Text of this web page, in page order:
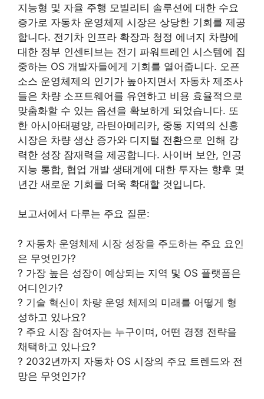
지능형 및 자율 주행 모빌리티 솔루션에 대한 수요
증가로 자동차 운영체제 시장은 상당한 기회를 제공
합니다. 전기차 인프라 확장과 청정 에너지 차량에
대한 정부 인센티브는 전기 파워트레인 시스템에 집
중하는 OS 개발자들에게 기회를 열어줍니다. 오픈
소스 운영체제의 인기가 높아지면서 자동차 제조사
들은 차량 소프트웨어를 유연하고 비용 효율적으로
맞춤화할 수 있는 옵션을 확보하게 되었습니다. 또
한 아시아태평양, 라틴아메리카, 중동 지역의 신흥
시장은 차량 생산 증가와 디지털 전환으로 인해 강
력한 성장 잠재력을 제공합니다. 사이버 보안, 인공
지능 통합, 협업 개발 생태계에 대한 투자는 향후 몇
년간 새로운 기회를 더욱 확대할 것입니다.
보고서에서 다루는 주요 질문:
? 자동차 운영체제 시장 성장을 주도하는 주요 요인
은 무엇인가?
? 가장 높은 성장이 예상되는 지역 및 OS 플랫폼은
어디인가?
? 기술 혁신이 차량 운영 체제의 미래를 어떻게 형
성하고 있나요?
? 주요 시장 참여자는 누구이며, 어떤 경쟁 전략을
채택하고 있나요?
? 2032년까지 자동차 OS 시장의 주요 트렌드와 전
망은 무엇인가?